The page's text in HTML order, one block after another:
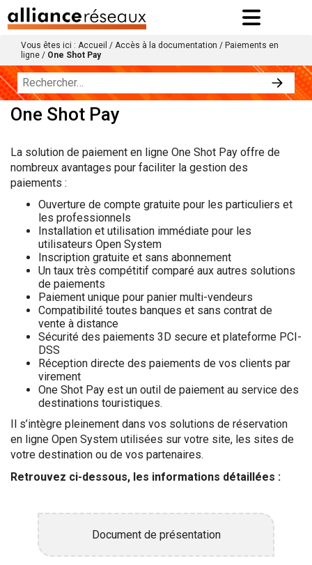
Vous êtes ici : Accueil / Accès à la documentation / Paiements en
ligne / One Shot Pay
One Shot Pay
La solution de paiement en ligne One Shot Pay offre de
nombreux avantages pour faciliter la gestion des
paiements :
Ouverture de compte gratuite pour les particuliers et
les professionnels
Installation et utilisation immédiate pour les
utilisateurs Open System
Inscription gratuite et sans abonnement
Un taux très compétitif comparé aux autres solutions
de paiements
Paiement unique pour panier multi-vendeurs
Compatibilité toutes banques et sans contrat de
vente à distance
Sécurité des paiements 3D secure et plateforme PCI-
DSS
Réception directe des paiements de vos clients par
virement
One Shot Pay est un outil de paiement au service des
destinations touristiques.
Il s’intègre pleinement dans vos solutions de réservation
en ligne Open System utilisées sur votre site, les sites de
votre destination ou de vos partenaires.
Retrouvez ci-dessous, les informations détaillées :
Document de présentation